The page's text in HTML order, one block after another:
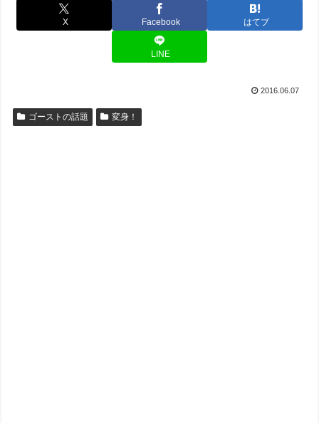
X Facebook はてブ
LINE
2016.06.07
ゴーストの話題 変身！